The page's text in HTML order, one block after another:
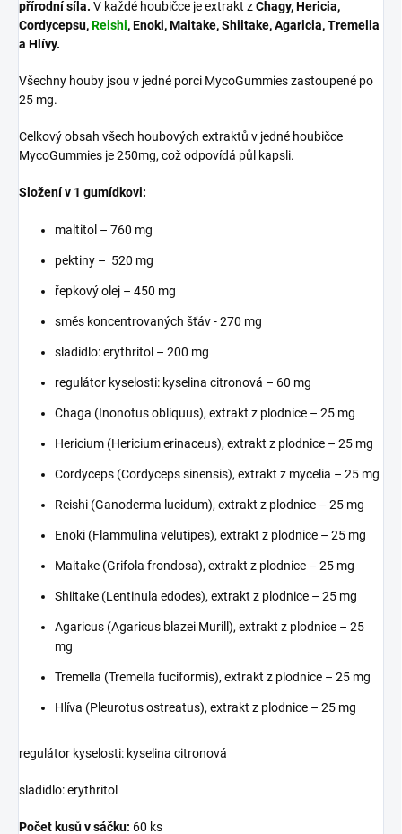
přírodní síla. V každé houbičce je extrakt zChagy, Hericia,
Cordycepsu,Reishi, Enoki, Maitake, Shiitake, Agaricia, Tremella
a Hlívy.
Všechny houby jsou v jedné porci MycoGummies zastoupené po
25 mg.
Celkový obsah všech houbových extraktů v jedné houbičce
MycoGummies je 250mg, což odpovídá půl kapsli.
Složení v 1 gumídkovi:
maltitol – 760 mg
pektiny – 520 mg
řepkový olej – 450 mg
směs koncentrovaných šťáv - 270 mg
sladidlo: erythritol – 200 mg
regulátor kyselosti: kyselina citronová – 60 mg
Chaga (Inonotus obliquus), extrakt z plodnice – 25 mg
Hericium (Hericium erinaceus), extrakt z plodnice – 25 mg
Cordyceps (Cordyceps sinensis), extrakt z mycelia – 25 mg
Reishi (Ganoderma lucidum), extrakt z plodnice – 25 mg
Enoki (Flammulina velutipes), extrakt z plodnice – 25 mg
Maitake (Grifola frondosa), extrakt z plodnice – 25 mg
Shiitake (Lentinula edodes), extrakt z plodnice – 25 mg
Agaricus (Agaricus blazei Murill), extrakt z plodnice – 25
mg
Tremella (Tremella fuciformis), extrakt z plodnice – 25 mg
Hlíva (Pleurotus ostreatus), extrakt z plodnice – 25 mg
regulátor kyselosti: kyselina citronová
sladidlo: erythritol
Počet kusů v sáčku: 60 ks